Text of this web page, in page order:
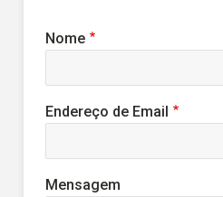
Nome
Endereço de Email
Mensagem